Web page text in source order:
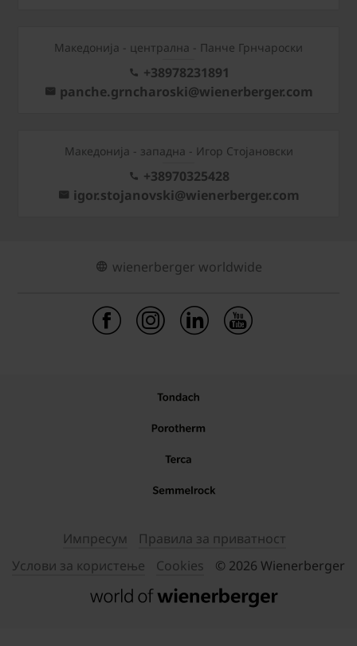
Mакедонија - централна - Панче Грнчароски
+38978231891
panche.grncharoski@wienerberger.com
Mакедонија - западна - Игор Стојановски
+38970325428
igor.stojanovski@wienerberger.com
wienerberger worldwide
Импресум
Правила за приватност
Услови за користење
Cookies © 2026 Wienerberger